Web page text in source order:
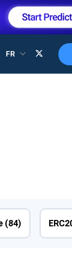
FR
(84)